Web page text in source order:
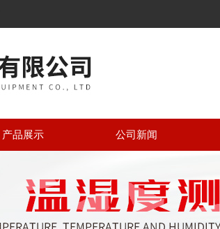
产品展示 公司新闻